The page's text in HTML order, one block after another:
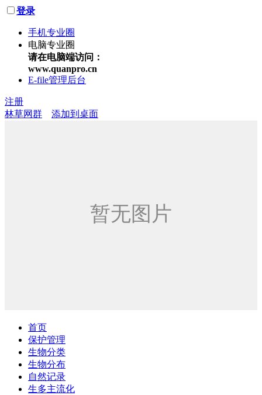
登录
手机专业圈
电脑专业圈
请在电脑端访问：
www.quanpro.cn
E-file管理后台
注册
林草网群
添加到桌面
首页
保护管理
生物分类
生物分布
自然记录
生多主流化